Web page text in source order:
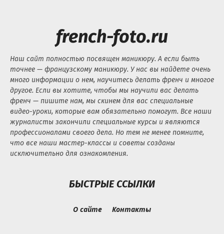
french-foto.ru
Наш сайт полностью посвящен маникюру. А если быть
точнее — французскому маникюру. У нас вы найдете очень
много информации о нем, научитесь делать френч и многое
другое. Если вы хотите, чтобы мы научили вас делать
френч — пишите нам, мы скинем для вас специальные
видео-уроки, которые вам обязательно помогут. Все наши
журналисты закончили специальные курсы и являются
профессионалами своего дела. Но тем не менее помните,
что все наши мастер-классы и советы созданы
исключительно для ознакомления.
БЫСТРЫЕ ССЫЛКИ
О сайте Контакты